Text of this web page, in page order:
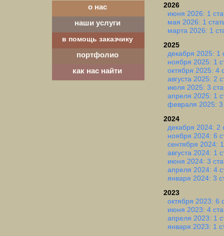
о нас
наши услуги
в помощь заказчику
портфолио
как нас найти
2026
июня 2026: 1
мая 2026: 1
марта 2026: 1
2025
декабря 2025: 1
ноября 2025: 1
октября 2025: 4
августа 2025: 2
июля 2025: 3
апреля 2025: 1
февраля 2025: 3
2024
декабря 2024: 2
ноября 2024: 6
сентября 2024:
августа 2024: 1
июня 2024: 3
апреля 2024: 4
января 2024: 3
2023
октября 2023: 6
июня 2023: 4
апреля 2023: 1
января 2023: 1